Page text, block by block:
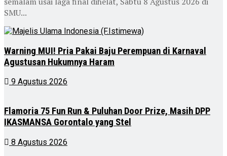
SMU...
Warning MUI! Pria Pakai Baju Perempuan di Karnaval
Agustusan Hukumnya Haram
9 Agustus 2026
Flamoria 75 Fun Run & Puluhan Door Prize, Masih DPP
IKASMANSA Gorontalo yang Stel
8 Agustus 2026